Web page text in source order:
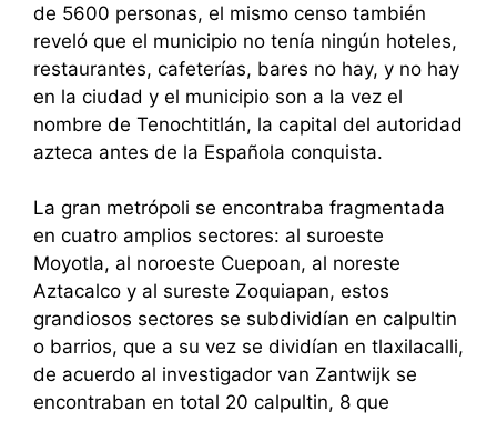
de 5600 personas, el mismo censo también
reveló que el municipio no tenía ningún hoteles,
restaurantes, cafeterías, bares no hay, y no hay
en la ciudad y el municipio son a la vez el
nombre de Tenochtitlán, la capital del autoridad
azteca antes de la Española conquista.
La gran metrópoli se encontraba fragmentada
en cuatro amplios sectores: al suroeste
Moyotla, al noroeste Cuepoan, al noreste
Aztacalco y al sureste Zoquiapan, estos
grandiosos sectores se subdividían en calpultin
o barrios, que a su vez se dividían en tlaxilacalli,
de acuerdo al investigador van Zantwijk se
encontraban en total 20 calpultin, 8 que